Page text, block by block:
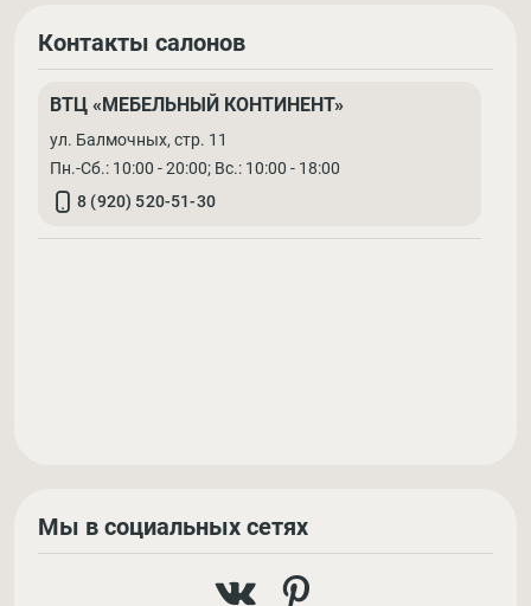
Контакты салонов
ВТЦ «МЕБЕЛЬНЫЙ КОНТИНЕНТ»
ул. Балмочных, стр. 11
Пн.-Сб.: 10:00 - 20:00; Вс.: 10:00 - 18:00
8 (920) 520-51-30
Мы в социальных сетях